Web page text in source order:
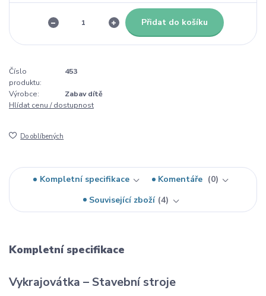
Přidat do košíku
Číslo
produktu:
453
Výrobce:
Zabav dítě
Hlídat cenu / dostupnost
Do oblíbených
Kompletní specifikace Komentáře
0
Související zboží 4
Kompletní specifikace
Vykrajovátka – Stavební stroje